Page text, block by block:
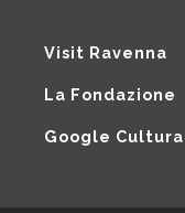
Visit Ravenna
La Fondazione
Google